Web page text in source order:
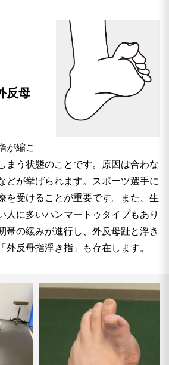
反母
が縮こ
まう状態のことです。原因は合わな
どが挙げられます。スポーツ選手に
を受けることが重要です。また、生
人に多いハンマートゥタイプもあり
帯の緩みが進行し、外反母趾と浮き
外反母指浮き指」も存在します。